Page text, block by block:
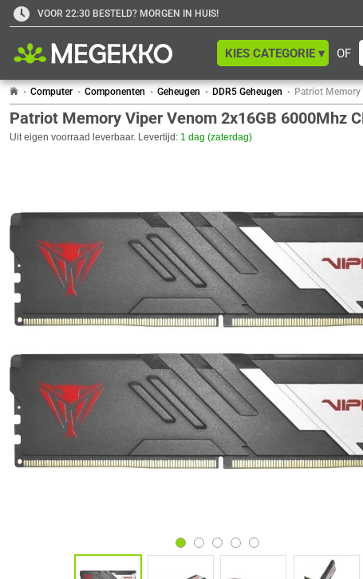
VOOR 22:30 BESTELD? MORGEN IN HUIS!
OF
KIES CATEGORIE ▾
Computer Componenten Geheugen DDR5 Geheugen Patriot
Patriot Memory Viper Venom 2x16GB 6000Mhz
Uit eigen voorraad leverbaar. Levertijd: 1 dag (zaterdag)